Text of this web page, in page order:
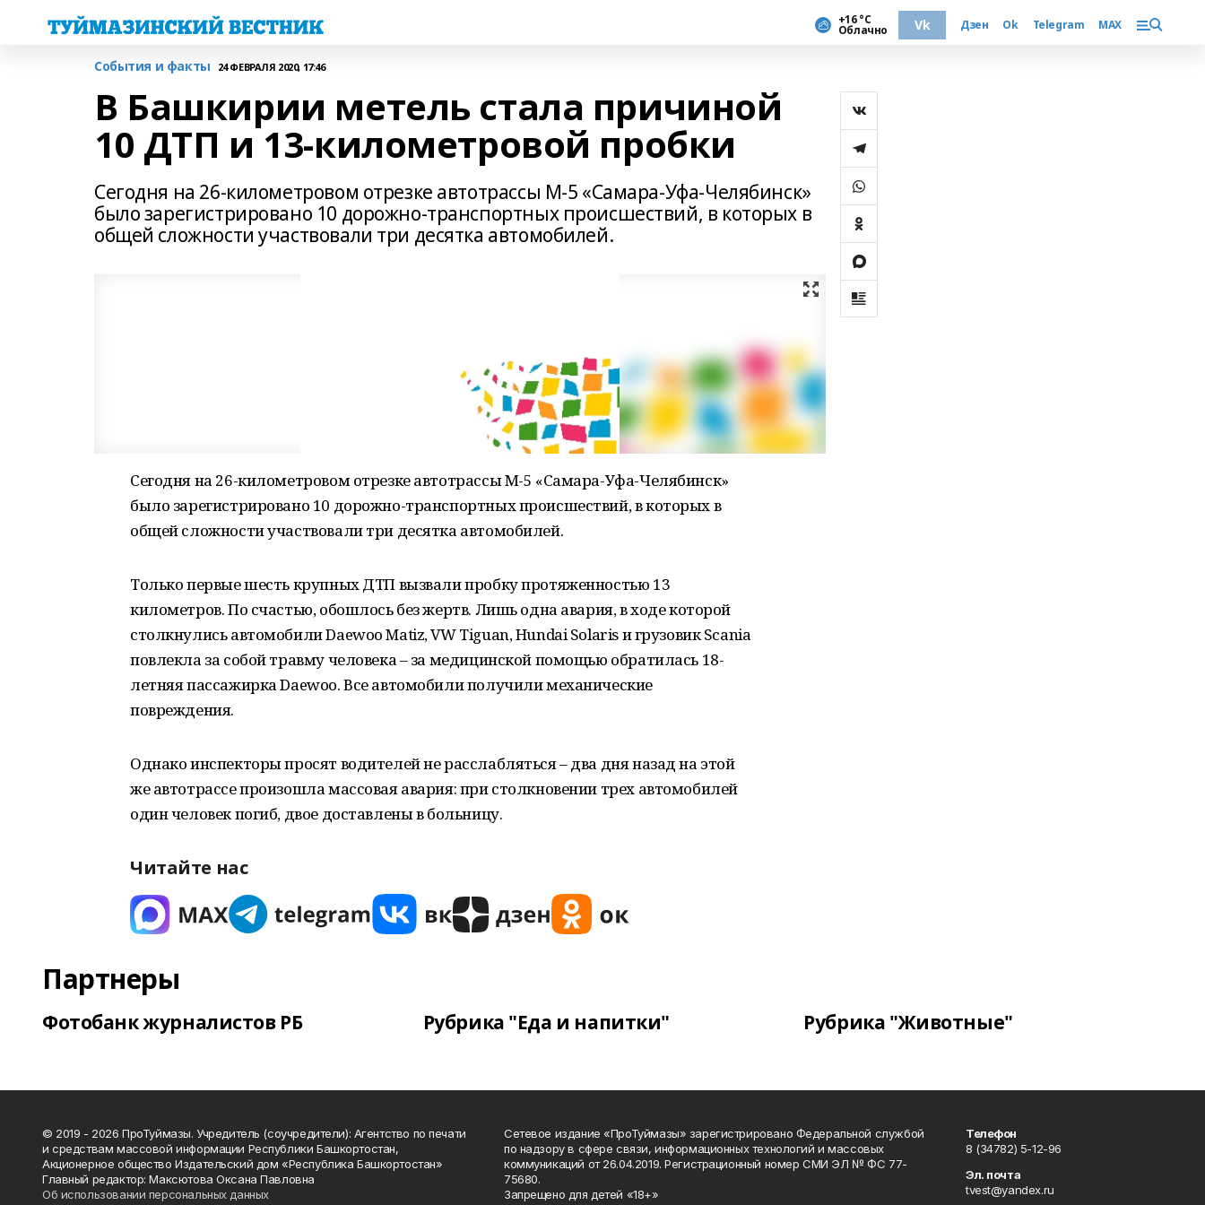
+16 °С
Облачно Vk Дзен Ok Telegram MAX
События и факты 24 ФЕВРАЛЯ 2020, 17:46
В Башкирии метель стала причиной
10 ДТП и 13-километровой пробки
Сегодня на 26-километровом отрезке автотрассы М-5 «Самара-Уфа-Челябинск»
было зарегистрировано 10 дорожно-транспортных происшествий, в которых в
общей сложности участвовали три десятка автомобилей.
Сегодня на 26-километровом отрезке автотрассы М-5 «Самара-Уфа-Челябинск»
было зарегистрировано 10 дорожно-транспортных происшествий, в которых в
общей сложности участвовали три десятка автомобилей.
Только первые шесть крупных ДТП вызвали пробку протяженностью 13
километров. По счастью, обошлось без жертв. Лишь одна авария, в ходе которой
столкнулись автомобили Daewoo Matiz, VW Tiguan, Hundai Solaris и грузовик Scania
повлекла за собой травму человека – за медицинской помощью обратилась 18-
летняя пассажирка Daewoo. Все автомобили получили механические
повреждения.
Однако инспекторы просят водителей не расслабляться – два дня назад на этой
же автотрассе произошла массовая авария: при столкновении трех автомобилей
один человек погиб, двое доставлены в больницу.
Читайте нас
Партнеры
Фотобанк журналистов РБ Рубрика "Еда и напитки" Рубрика "Животные"
© 2019 - 2026 ПроТуймазы. Учредитель (соучредители): Агентство по печати
и средствам массовой информации Республики Башкортостан,
Акционерное общество Издательский дом «Республика Башкортостан»
Главный редактор: Максютова Оксана Павловна
Об использовании персональных данных
Сетевое издание «ПроТуймазы» зарегистрировано Федеральной службой
по надзору в сфере связи, информационных технологий и массовых
коммуникаций от 26.04.2019. Регистрационный номер СМИ ЭЛ № ФС 77-
75680.
Запрещено для детей «18+»
Телефон
8 (34782) 5-12-96
Эл. почта
tvest@yandex.ru